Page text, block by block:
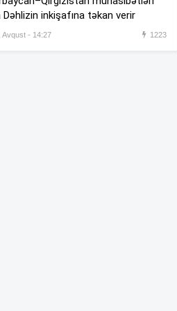
Kiberpolis əməliyyat keçirdi:
Dəhlizin inkişafına təkan verir
Avqust - 14:27 1223